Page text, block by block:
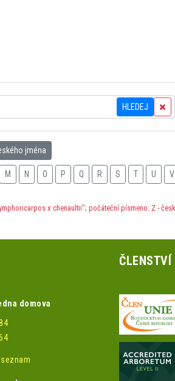
HLEDEJ
jména
M N O P Q R S T U V
x chenaultii"; počáteční písmeno: Z -
domova
ČLENSTVÍ